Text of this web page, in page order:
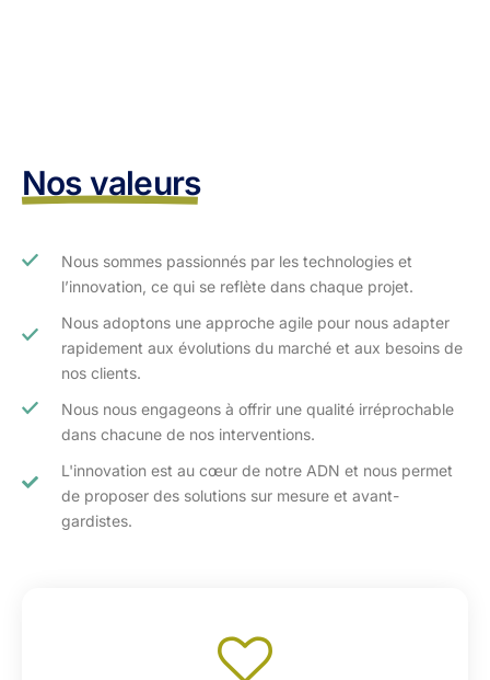
Nos valeurs
Nous sommes passionnés par les technologies et
l’innovation, ce qui se reflète dans chaque projet.
Nous adoptons une approche agile pour nous adapter
rapidement aux évolutions du marché et aux besoins de
nos clients.​
Nous nous engageons à offrir une qualité irréprochable
dans chacune de nos interventions.
L'innovation est au cœur de notre ADN et nous permet
de proposer des solutions sur mesure et avant-
gardistes.